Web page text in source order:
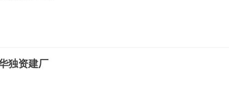
独资建厂